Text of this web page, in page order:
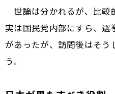
世論は分かれるが、比較
実は国民党内部にすら、
があったが、訪問後はそう
う。